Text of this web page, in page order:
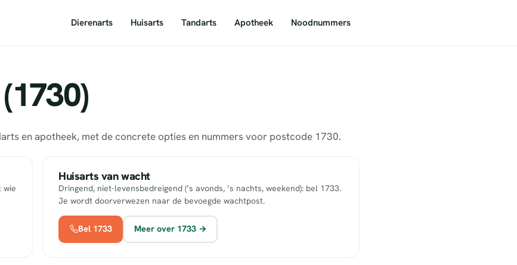
Dierenarts Huisarts Tandarts Apotheek Noodnummers
en apotheek, met de concrete opties en nummers voor postcode 1730.
wie
Huisarts van wacht
Dringend, niet-levensbedreigend (’s avonds, ’s nachts, weekend): bel 1733.
Je wordt doorverwezen naar de bevoegde wachtpost.
Bel 1733 Meer over 1733 →